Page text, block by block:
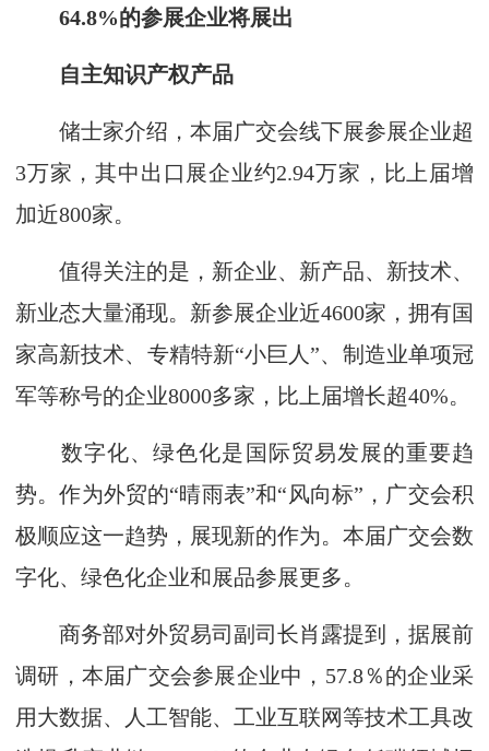
64.8%的参展企业将展出
自主知识产权产品
储士家介绍，本届广交会线下展参展企业超
3万家，其中出口展企业约2.94万家，比上届增
加近800家。
值得关注的是，新企业、新产品、新技术、
新业态大量涌现。新参展企业近4600家，拥有国
家高新技术、专精特新“小巨人”、制造业单项冠
军等称号的企业8000多家，比上届增长超40%。
数字化、绿色化是国际贸易发展的重要趋
势。作为外贸的“晴雨表”和“风向标”，广交会积
极顺应这一趋势，展现新的作为。本届广交会数
字化、绿色化企业和展品参展更多。
商务部对外贸易司副司长肖露提到，据展前
调研，本届广交会参展企业中，57.8％的企业采
用大数据、人工智能、工业互联网等技术工具改